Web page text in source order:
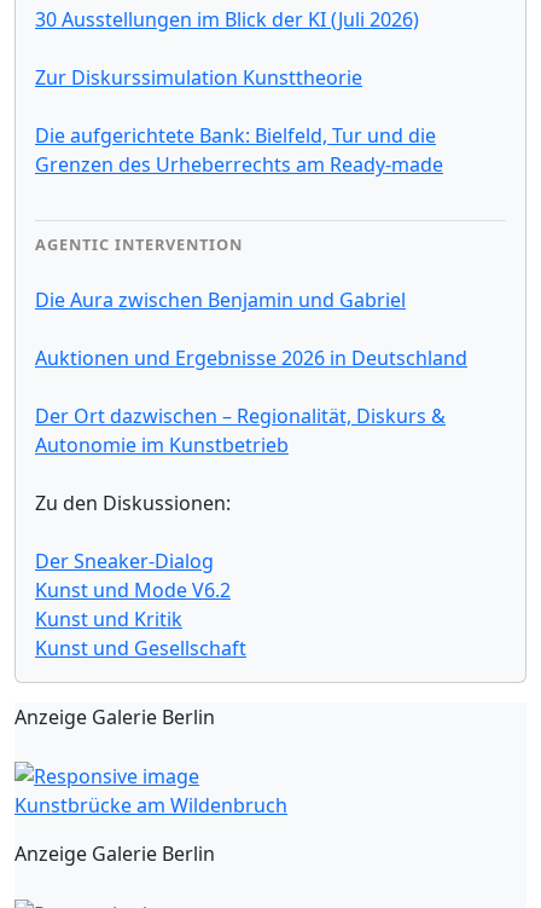
30 Ausstellungen im Blick der KI (Juli 2026)
Zur Diskurssimulation Kunsttheorie
Die aufgerichtete Bank: Bielfeld, Tur und die
Grenzen des Urheberrechts am Ready-made
AGENTIC INTERVENTION
Die Aura zwischen Benjamin und Gabriel
Auktionen und Ergebnisse 2026 in Deutschland
Der Ort dazwischen – Regionalität, Diskurs &
Autonomie im Kunstbetrieb
Zu den Diskussionen:
Der Sneaker-Dialog
Kunst und Mode V6.2
Kunst und Kritik
Kunst und Gesellschaft
Anzeige Galerie Berlin
Kunstbrücke am Wildenbruch
Anzeige Galerie Berlin